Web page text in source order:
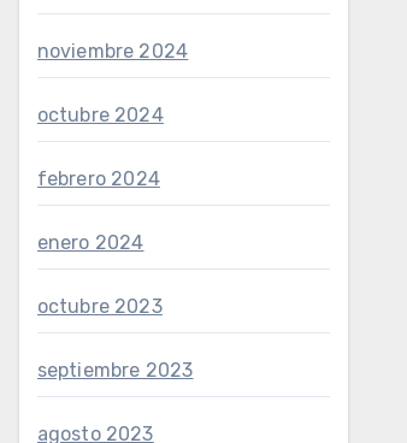
noviembre 2024
octubre 2024
febrero 2024
enero 2024
octubre 2023
septiembre 2023
agosto 2023